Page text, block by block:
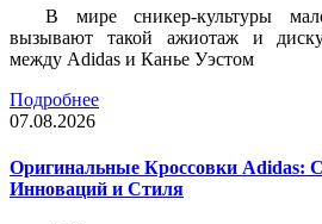
В мире сникер-культуры
вызывают такой ажиотаж и
между Adidas и Канье Уэстом
Подробнее
07.08.2026
Оригинальные Кроссовки Adidas:
Инноваций и Стиля